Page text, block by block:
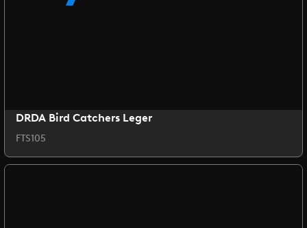
DRDA Bird Catchers Leger
FTS105